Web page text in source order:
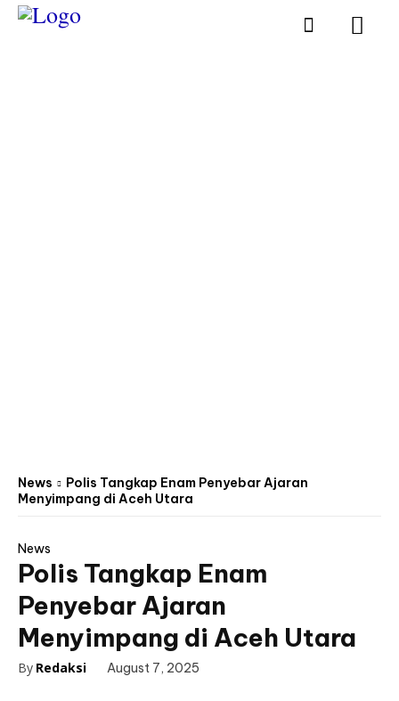
News
Polis Tangkap Enam Penyebar Ajaran
Menyimpang di Aceh Utara
News
Polis Tangkap Enam
Penyebar Ajaran
Menyimpang di Aceh Utara
By Redaksi August 7, 2025